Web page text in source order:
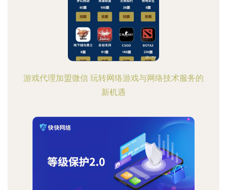
游戏代理加盟微信 玩转网络游戏与网络技术服务的
新机遇